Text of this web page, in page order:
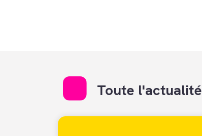
Toute l'actualité